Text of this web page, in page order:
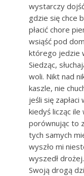
wystarczy
gdzie się chce
płacić chore
wsiąść pod
którego jedzie
Siedząc,
woli. Nikt nad
kaszle, nie
jeśli się
kiedyś licząc
porównując to
tych samych
wyszło mi
wyszedł drożej.
Swoją drogą